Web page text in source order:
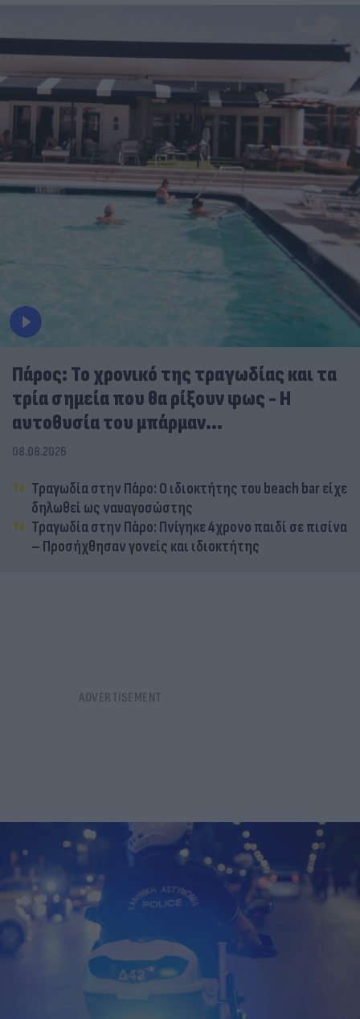
Πάρος: Το χρονικό της τραγωδίας και τα
τρία σημεία που θα ρίξουν φως - Η
αυτοθυσία του μπάρμαν...
08.08.2026
Τραγωδία στην Πάρο: Ο ιδιοκτήτης του beach bar είχε
δηλωθεί ως ναυαγοσώστης
Τραγωδία στην Πάρο: Πνίγηκε 4χρονο παιδί σε πισίνα
– Προσήχθησαν γονείς και ιδιοκτήτης